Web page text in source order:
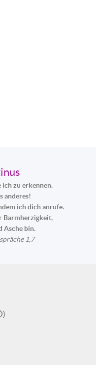
ich zu erkennen.
anderes!
ich dich anrufe.
Barmherzigkeit,
Asche bin.
1,7